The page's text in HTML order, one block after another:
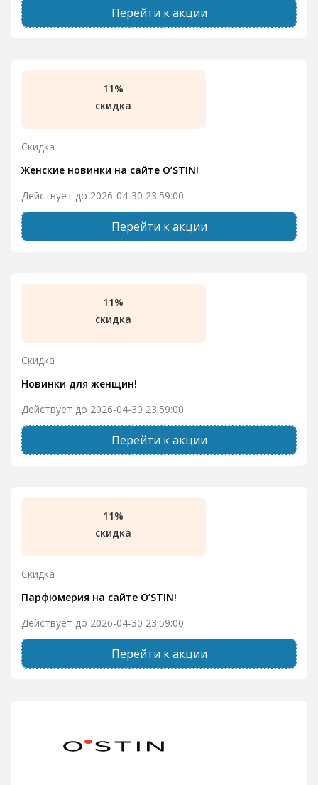
Перейти к акции
11%
скидка
Скидка
Женские новинки на сайте O’STIN!
Действует до 2026-04-30 23:59:00
Перейти к акции
11%
скидка
Скидка
Новинки для женщин!
Действует до 2026-04-30 23:59:00
Перейти к акции
11%
скидка
Скидка
Парфюмерия на сайте O’STIN!
Действует до 2026-04-30 23:59:00
Перейти к акции